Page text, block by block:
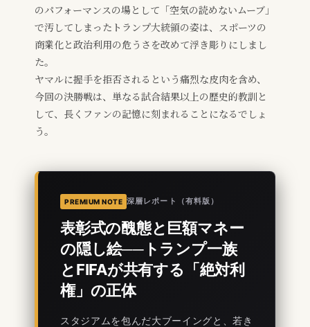
のパフォーマンスの場として「空気の読めないムーブ」
で汚してしまったトランプ大統領の姿は、スポーツの
商業化と政治利用の危うさを改めて浮き彫りにしまし
た。
ヤマルに握手を拒否されるという痛烈な皮肉を含め、
今回の決勝戦は、単なる試合結果以上の歴史的教訓と
して、長くファンの記憶に刻まれることになるでしょ
う。
PREMIUM NOTE 深層レポート（有料版）
表彰式の醜態と巨額マネー
の隠し絵──トランプ一族
とFIFAが共有する「絶対利
権」の正体
スタジアムを包んだ大ブーイングと、若き